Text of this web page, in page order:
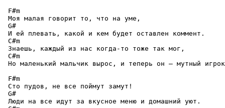
F#m
Моя малая говорит то, что на уме,
G#
И ей плевать, какой и кем будет оставлен коммент.
C#m
Знаешь, каждый из нас когда-то тоже так мог,
C#m
Но маленький мальчик вырос, и теперь он – мутный
F#m
Сто пудов, не все поймут замут!
G#
Люди на все идут за вкусное меню и домашний уют.